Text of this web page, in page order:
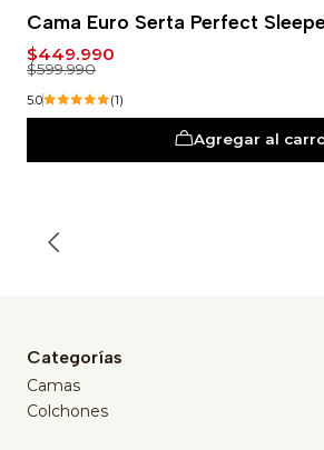
Cama Euro Serta Perfect
$449.990
$599.990
5.0 (1)
Agregar al
Categorías
Camas
Colchones